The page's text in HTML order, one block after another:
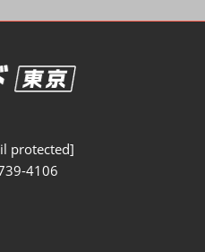
protected]
4106